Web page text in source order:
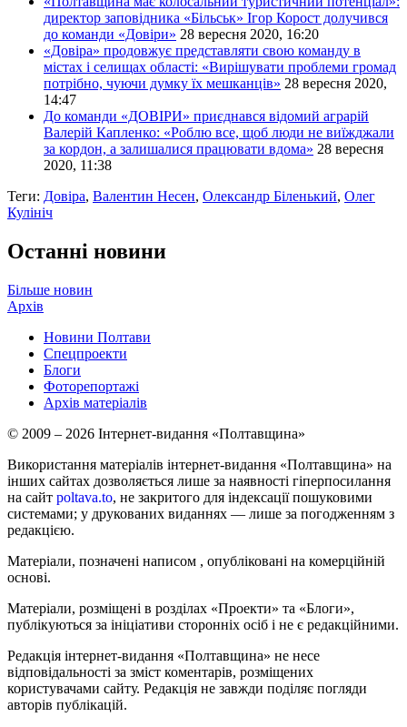
директор заповідника «Більськ» Ігор Корост долучився
до команди «Довіри» 28 вересня 2020, 16:20
«Довіра» продовжує представляти свою команду в
містах і селищах області: «Вирішувати проблеми громад
потрібно, чуючи думку їх мешканців» 28 вересня 2020,
14:47
До команди «ДОВІРИ» приєднався відомий аграрій
Валерій Капленко: «Роблю все, щоб люди не виїжджали
за кордон, а залишалися працювати вдома» 28 вересня
2020, 11:38
Теги: Довіра, Валентин Несен, Олександр Біленький, Олег
Кулініч
Останні новини
Більше новин
Архів
Новини Полтави
Спецпроекти
Блоги
Фоторепортажі
Архів матеріалів
© 2009 – 2026 Інтернет-видання «Полтавщина»
Використання матеріалів інтернет-видання «Полтавщина» на
інших сайтах дозволяється лише за наявності гіперпосилання
на сайт poltava.to, не закритого для індексації пошуковими
системами; у друкованих виданнях — лише за погодженням з
редакцією.
Матеріали, позначені написом , опубліковані на комерційній
основі.
Матеріали, розміщені в розділах «Проекти» та «Блоги»,
публікуються за ініціативи сторонніх осіб і не є редакційними.
Редакція інтернет-видання «Полтавщина» не несе
відповідальності за зміст коментарів, розміщених
користувачами сайту. Редакція не завжди поділяє погляди
авторів публікацій.